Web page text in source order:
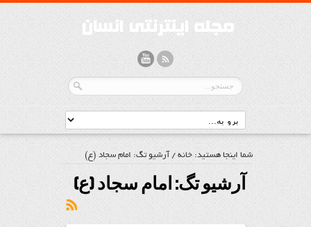
شما اینجا هستید:خانه/ آرشیو تگ: امام سجاد (ع)
آرشیو تگ:امام سجاد (ع)